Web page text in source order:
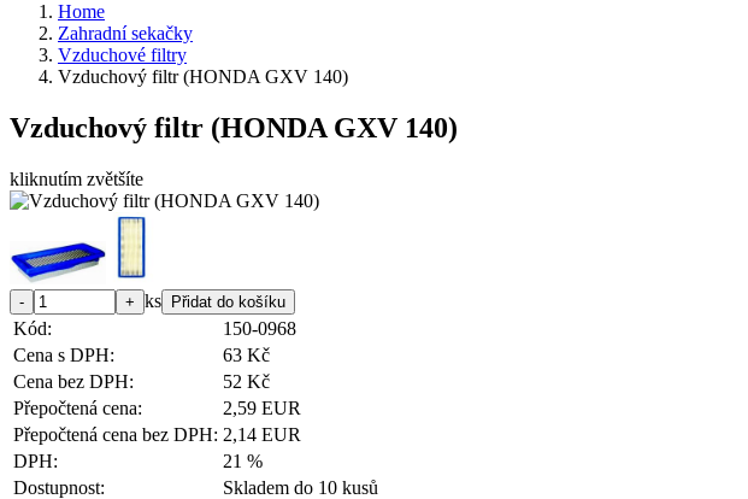
Home
Zahradní sekačky
Vzduchové filtry
Vzduchový filtr (HONDA GXV 140)
Vzduchový filtr (HONDA GXV 140)
kliknutím zvětšíte
ks
Kód:
150-0968
Cena s DPH:
63 Kč
Cena bez DPH:
52 Kč
Přepočtená cena:
2,59 EUR
Přepočtená cena bez DPH: 2,14 EUR
DPH:
21 %
Dostupnost:
Skladem do 10 kusů